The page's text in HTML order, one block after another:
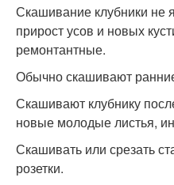
Скашивание клубники не
прирост усов и новых
ремонтантные.
Обычно скашивают
Скашивают клубнику
новые молодые листья,
Скашивать или срезать
розетки.